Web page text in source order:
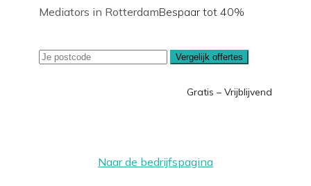
Mediators in RotterdamBespaar tot 40%
Vergelijk offertes
Gratis – Vrijblijvend
Naar de bedrijfspagina